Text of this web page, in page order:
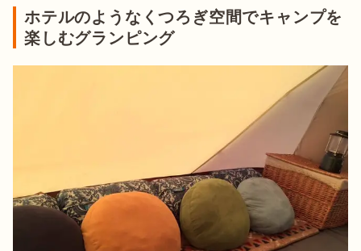
ホテルのようなくつろぎ空間でキャンプを
楽しむグランピング